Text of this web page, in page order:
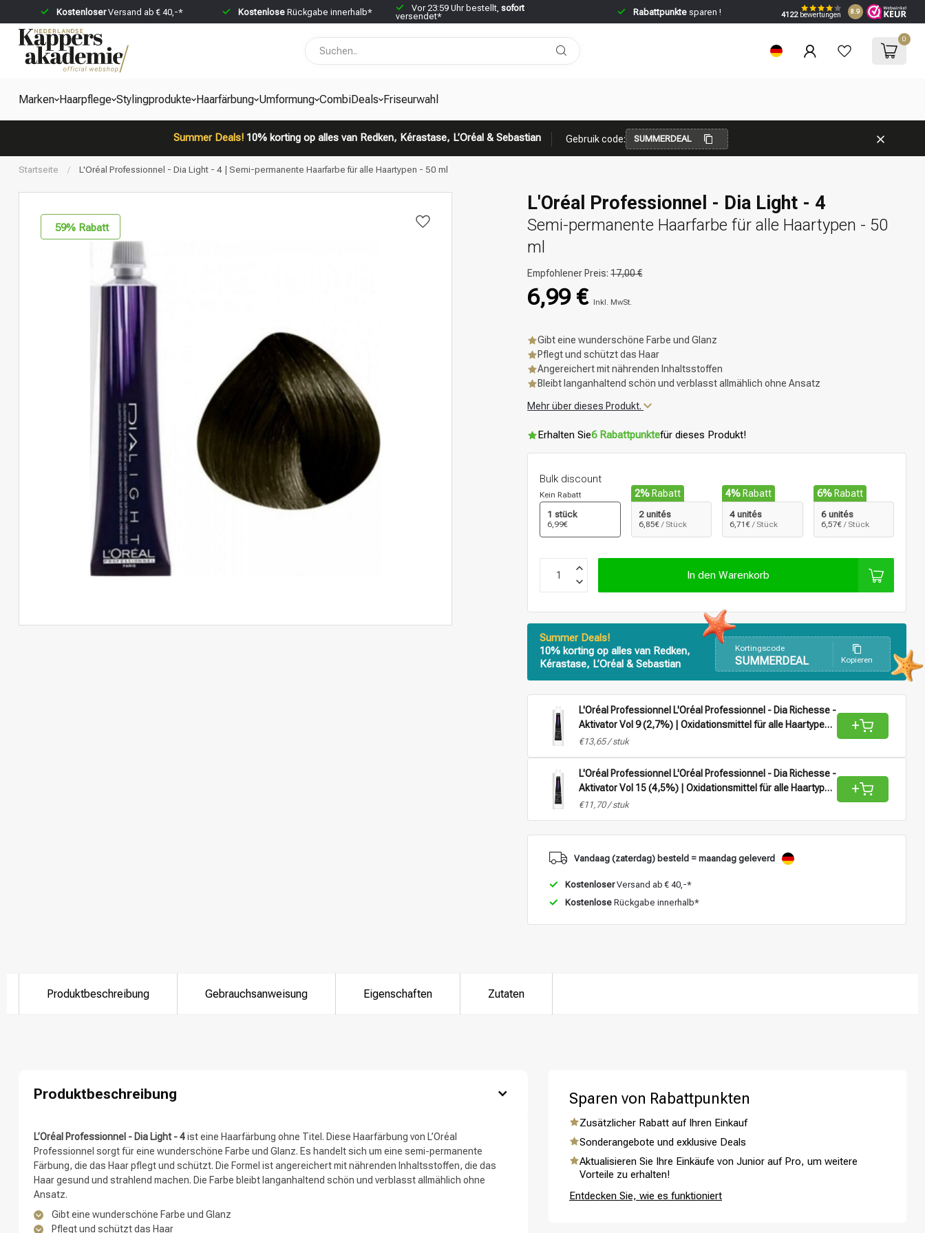
KostenloserVersand ab € 40,-* Kostenlose Rückgabe innerhalb* Vor 23:59 Uhr bestellt, sofort
versendet*
Rabattpunktesparen ! 4122bewertungen 8.9
0
Marken Haarpflege Stylingprodukte Haarfärbung Umformung CombiDeals Friseurwahl
Summer Deals!10% korting op alles van Redken, Kérastase, L’Oréal & Sebastian Gebruik code: SUMMERDEAL
Nach welcher Kategorie suchst du?
Marken Haarpflege Stylingprodukte Haarfärbung
Startseite / L'Oréal Professionnel - Dia Light - 4 | Semi-permanente Haarfarbe für alle Haartypen - 50 ml
59% Rabatt
L'Oréal Professionnel - Dia Light - 4
Semi-permanente Haarfarbe für alle Haartypen - 50
ml
Empfohlener Preis:17,00 €
6,99 € Inkl. MwSt.
Gibt eine wunderschöne Farbe und Glanz
Pflegt und schützt das Haar
Angereichert mit nährenden Inhaltsstoffen
Bleibt langanhaltend schön und verblasst allmählich ohne Ansatz
Mehr über dieses Produkt.
Erhalten Sie6 Rabattpunktefür dieses Produkt!
Bulk discount
Kein Rabatt
1 stück
6,99€
2%Rabatt
2 unités
6,85€ / Stück
4% Rabatt
4 unités
6,71€ / Stück
6%Rabatt
6 unités
6,57€ / Stück
In den Warenkorb
Summer Deals!
10% korting op alles van Redken,
Kérastase, L’Oréal & Sebastian
Kortingscode
SUMMERDEAL Kopieren
L'Oréal Professionnel L'Oréal Professionnel - Dia Richesse -
Aktivator Vol 9 (2,7%) | Oxidationsmittel für alle Haartypen -
1L
€13,65 / stuk
+
L'Oréal Professionnel L'Oréal Professionnel - Dia Richesse -
Aktivator Vol 15 (4,5%) | Oxidationsmittel für alle Haartypen
- 1L
€11,70 / stuk
+
Vandaag (zaterdag) besteld = maandag geleverd
KostenloserVersand ab € 40,-*
Kostenlose Rückgabe innerhalb*
Produktbeschreibung Gebrauchsanweisung Eigenschaften Zutaten
Produktbeschreibung
L’Oréal Professionnel - Dia Light - 4ist eine Haarfärbung ohne Titel. Diese Haarfärbung von L’Oréal
Professionnel sorgt für eine wunderschöne Farbe und Glanz. Es handelt sich um eine semi-permanente
Färbung, die das Haar pflegt und schützt. Die Formel ist angereichert mit nährenden Inhaltsstoffen, die das
Haar gesund und strahlend machen. Die Farbe bleibt langanhaltend schön und verblasst allmählich ohne
Ansatz.
Gibt eine wunderschöne Farbe und Glanz
Pflegt und schützt das Haar
Sparen von Rabattpunkten
Zusätzlicher Rabatt auf Ihren Einkauf
Sonderangebote und exklusive Deals
Aktualisieren Sie Ihre Einkäufe von Junior auf Pro, um weitere
Vorteile zu erhalten!
Entdecken Sie, wie es funktioniert